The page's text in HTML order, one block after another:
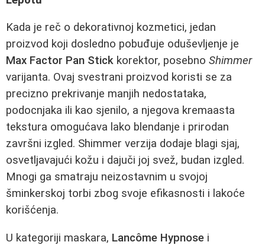
Kada je reč o dekorativnoj kozmetici, jedan
proizvod koji dosledno pobuđuje oduševljenje je
Max Factor Pan Stick korektor, posebno Shimmer
varijanta. Ovaj svestrani proizvod koristi se za
precizno prekrivanje manjih nedostataka,
podocnjaka ili kao sjenilo, a njegova kremaasta
tekstura omogućava lako blendanje i prirodan
završni izgled. Shimmer verzija dodaje blagi sjaj,
osvetljavajući kožu i dajuči joj svež, budan izgled.
Mnogi ga smatraju neizostavnim u svojoj
šminkerskoj torbi zbog svoje efikasnosti i lakoće
korišćenja.
U kategoriji maskara, Lancôme Hypnose i